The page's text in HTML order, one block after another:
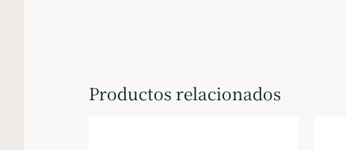
Productos relacionados